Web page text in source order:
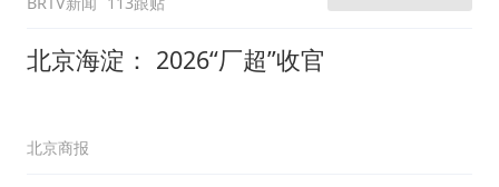
北京海淀： 2026“厂超”收官
北京商报